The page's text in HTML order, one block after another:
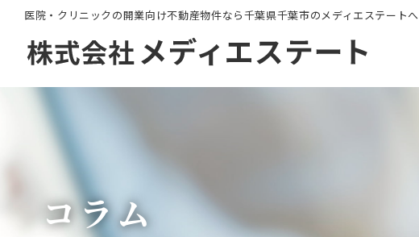
医院・クリニックの開業向け不動産物件なら千葉県千葉市のメディエステートへ
コラム